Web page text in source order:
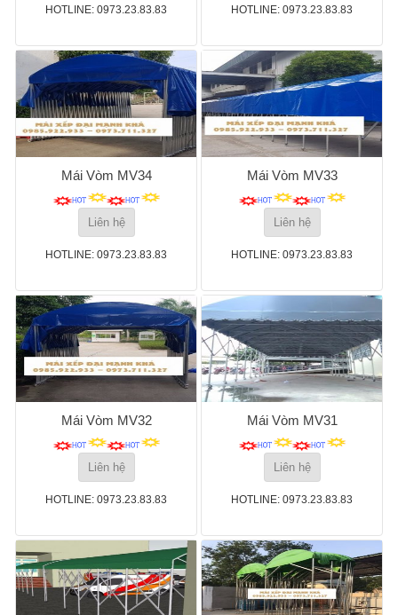
HOTLINE: 0973.23.83.83 HOTLINE: 0973.23.83.83
Mái Vòm MV34
Liên hệ
HOTLINE: 0973.23.83.83
Mái Vòm MV33
Liên hệ
HOTLINE: 0973.23.83.83
Mái Vòm MV32
Liên hệ
HOTLINE: 0973.23.83.83
Mái Vòm MV31
Liên hệ
HOTLINE: 0973.23.83.83